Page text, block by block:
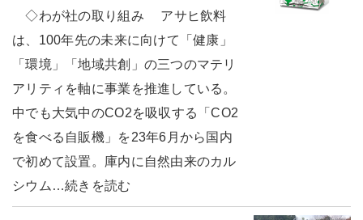
◇わが社の取り組み アサヒ飲料
は、100年先の未来に向けて「健康」
「環境」「地域共創」の三つのマテリ
アリティを軸に事業を推進している。
中でも大気中のCO2を吸収する「CO2
を食べる自販機」を23年6月から国内
で初めて設置。庫内に自然由来のカル
シウム…続きを読む